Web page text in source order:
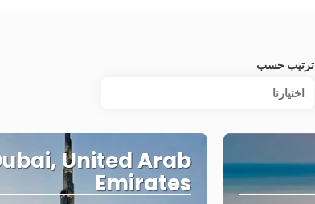
ترتيب حسب
اختيارنا
United Arab
Emirates